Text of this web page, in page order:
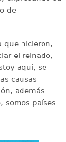
de
que hicieron,
el reinado,
aquí, se
causas
además
somos países